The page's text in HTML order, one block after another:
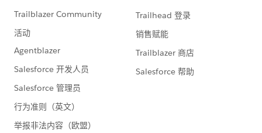
m-agreement
※こちらでの回答はあくまで社員もしくは有識者の
「アドバイス」となります。正式な回答が必要な場